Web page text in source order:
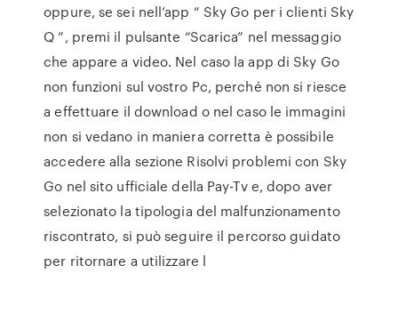
oppure, se sei nell’app “ Sky Go per i clienti Sky
Q ”, premi il pulsante “Scarica” nel messaggio
che appare a video. Nel caso la app di Sky Go
non funzioni sul vostro Pc, perché non si riesce
a effettuare il download o nel caso le immagini
non si vedano in maniera corretta è possibile
accedere alla sezione Risolvi problemi con Sky
Go nel sito ufficiale della Pay-Tv e, dopo aver
selezionato la tipologia del malfunzionamento
riscontrato, si può seguire il percorso guidato
per ritornare a utilizzare l